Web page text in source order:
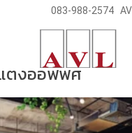
083-988-2574
ต่งออฟฟิศ